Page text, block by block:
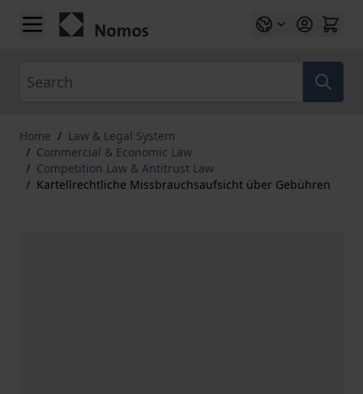
Skip to Content
Home / Law & Legal System
/ Commercial & Economic Law
/ Competition Law & Antitrust Law
/ Kartellrechtliche Missbrauchsaufsicht über Gebühren